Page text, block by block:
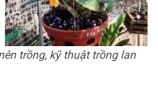
trồng, kỹ thuật trồng lan